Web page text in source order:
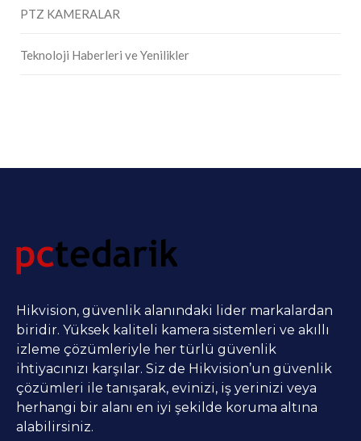
PTZ KAMERALAR
Teknoloji Haberleri ve Yenilikler
Hikvision, güvenlik alanındaki lider markalardan
biridir. Yüksek kaliteli kamera sistemleri ve akıllı
izleme çözümleriyle her türlü güvenlik
ihtiyacınızı karşılar. Siz de Hikvision’un güvenlik
çözümleri ile tanışarak, evinizi, iş yerinizi veya
herhangi bir alanı en iyi şekilde koruma altına
alabilirsiniz.